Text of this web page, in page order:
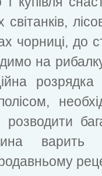
світанків,
чорниці, до
на
розрядка
розводити